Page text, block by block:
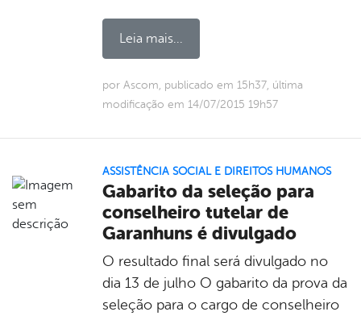
Leia mais...
por Ascom, publicado em 15h37, última
modificação em 14/07/2015 19h57
ASSISTÊNCIA SOCIAL E DIREITOS HUMANOS
Gabarito da seleção para
conselheiro tutelar de
Garanhuns é divulgado
O resultado final será divulgado no
dia 13 de julho O gabarito da prova da
seleção para o cargo de conselheiro